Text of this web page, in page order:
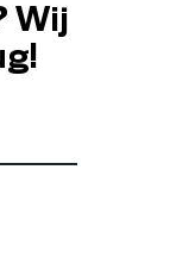
Wij